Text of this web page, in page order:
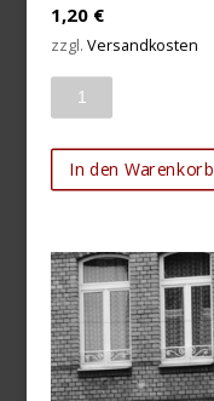
1,20 €
zzgl.Versandkosten
In den Warenkorb